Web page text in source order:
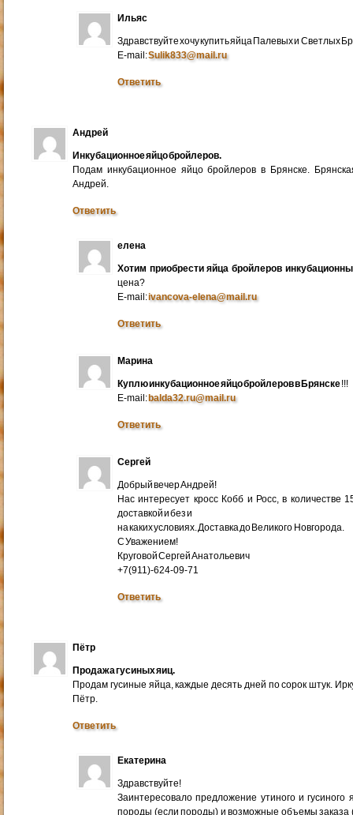
Ильяс
Здравствуйте хочу купить яйца Палевых и Светлых
E-mail:Sulik833@mail.ru
Ответить
Андрей
Инкубационное яйцо бройлеров.
Подам инкубационное яйцо бройлеров в Брянске.
Андрей.
Ответить
елена
Хотим приобрести яйца бройлеров
цена?
E-mail:ivancova-elena@mail.ru
Ответить
Марина
Куплю инкубационное яйцо бройлеров в Брянске!!!
E-mail:balda32.ru@mail.ru
Ответить
Сергей
Добрый вечер Андрей!
Нас интересует кросс Кобб и Росс, в количестве
доставкой и без и
на каких условиях. Доставка до Великого Новгорода.
С Уважением!
Круговой Сергей Анатольевич
+7(911)-624-09-71
Ответить
Пётр
Продажа гусиных яиц.
Продам гусиные яйца, каждые десять дней по сорок штук.
Пётр.
Ответить
Екатерина
Здравствуйте!
Заинтересовало предложение утиного и
породы (если породы) и возможные объемы заказа